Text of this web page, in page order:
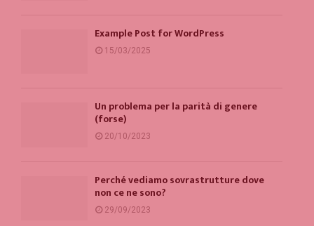
Example Post for WordPress
15/03/2025
Un problema per la parità di genere
(forse)
20/10/2023
Perché vediamo sovrastrutture dove
non ce ne sono?
29/09/2023